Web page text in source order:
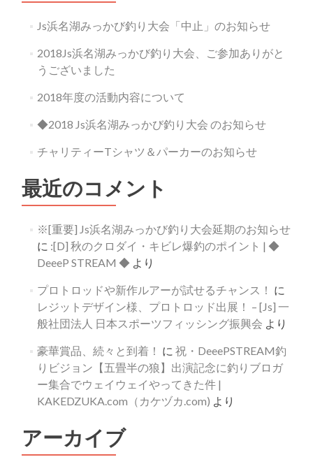
Js浜名湖みっかび釣り大会「中止」のお知らせ
2018Js浜名湖みっかび釣り大会、ご参加ありがと
うございました
2018年度の活動内容について
◆2018 Js浜名湖みっかび釣り大会 のお知らせ
チャリティーTシャツ＆パーカーのお知らせ
最近のコメント
※[重要] Js浜名湖みっかび釣り大会延期のお知らせ
に :[D] 秋のクロダイ・キビレ爆釣のポイント | ◆
DeeeP STREAM ◆より
プロトロッドや新作ルアーが試せるチャンス！ に
レジットデザイン様、プロトロッド出展！ – [Js] 一
般社団法人 日本スポーツフィッシング振興会 より
豪華賞品、続々と到着！ に 祝・DeeePSTREAM釣
りビジョン【五畳半の狼】出演記念に釣りブロガ
ー集合でウェイウェイやってきた件 |
KAKEDZUKA.com（カケヅカ.com) より
アーカイブ